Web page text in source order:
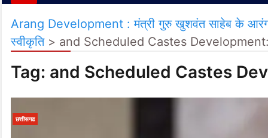
Arang Development : मंत्री गुरु खुशवंत साहेब के आरंग
स्वीकृति> and Scheduled Castes
Tag: and Scheduled Castes
छत्तीसगढ